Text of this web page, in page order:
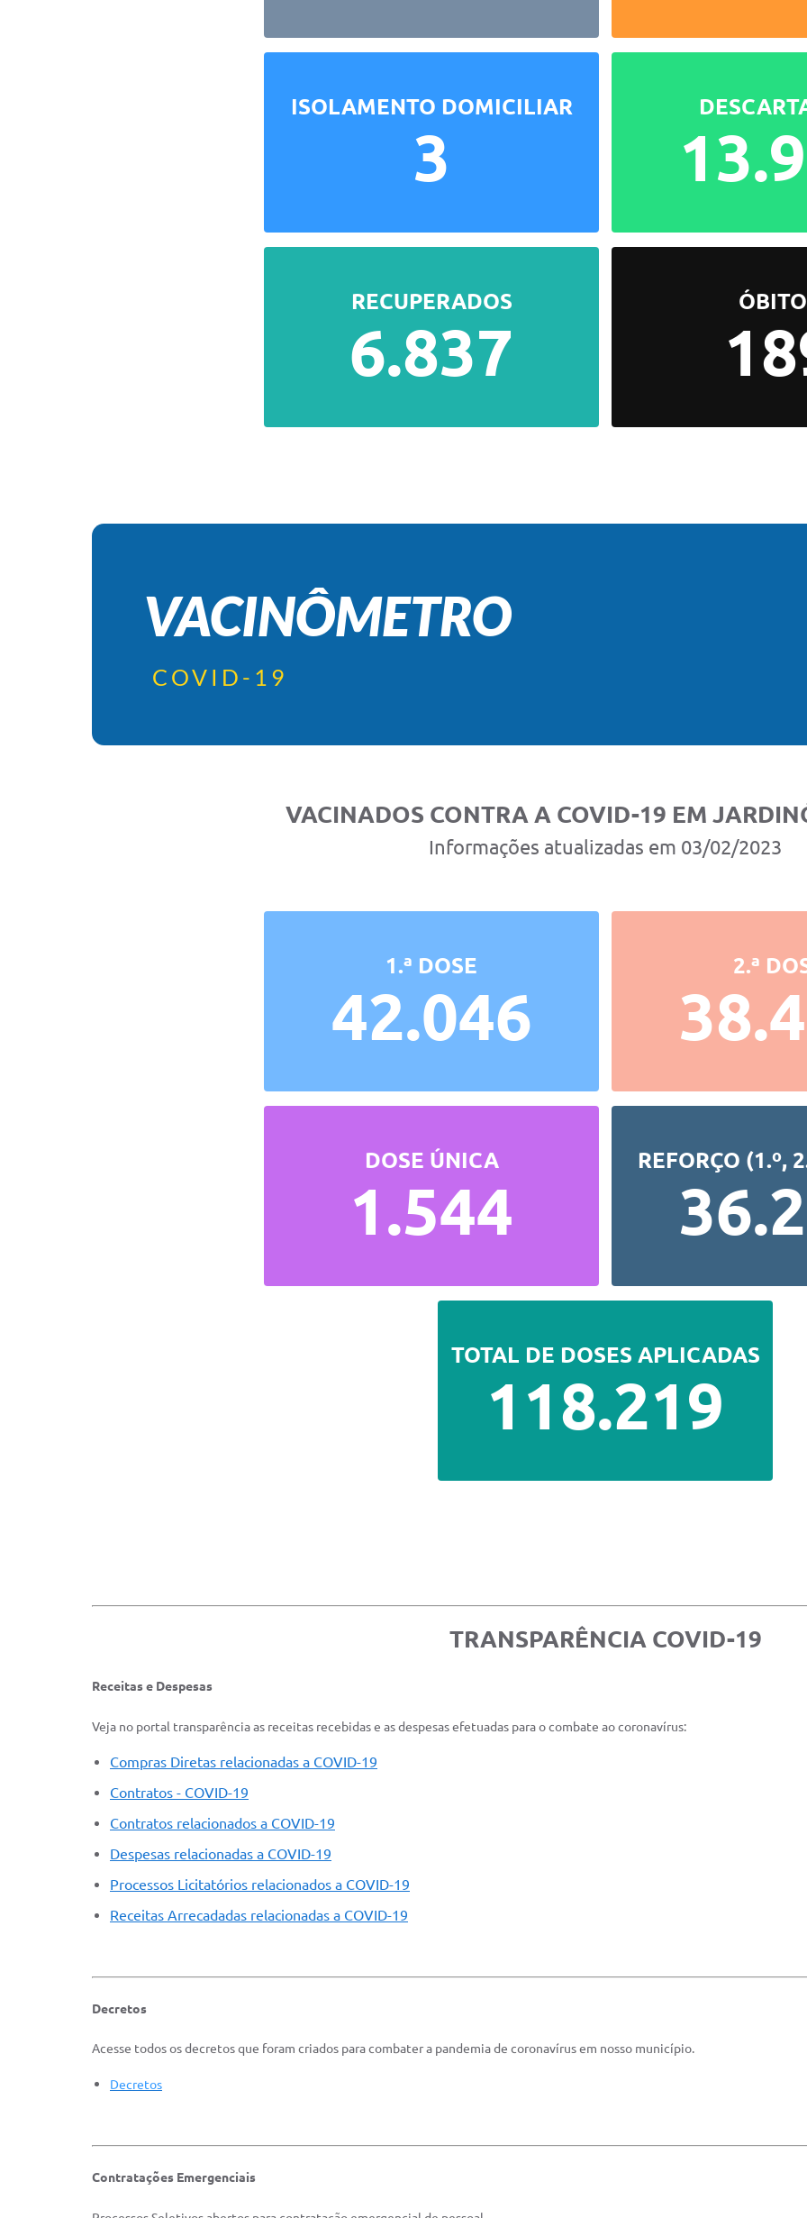
ISOLAMENTO DOMICILIAR
3
RECUPERADOS
6.837
VACINÔMETRO
COVID-19
VACINADOS CONTRA A COVID-19 EM
Informações atualizadas em 03/02/2023
1.ª DOSE
42.046
2.ª
DOSE ÚNICA
1.544
REFORÇO (1.º,
TOTAL DE DOSES APLICADAS
118.219
TRANSPARÊNCIA COVID-19
Receitas e Despesas
Veja no portal transparência as receitas recebidas e as despesas efetuadas para o combate ao coronavírus:
Compras Diretas relacionadas a COVID-19
Contratos - COVID-19
Contratos relacionados a COVID-19
Despesas relacionadas a COVID-19
Processos Licitatórios relacionados a COVID-19
Receitas Arrecadadas relacionadas a COVID-19
Decretos
Acesse todos os decretos que foram criados para combater a pandemia de coronavírus em nosso município.
Decretos
Contratações Emergenciais